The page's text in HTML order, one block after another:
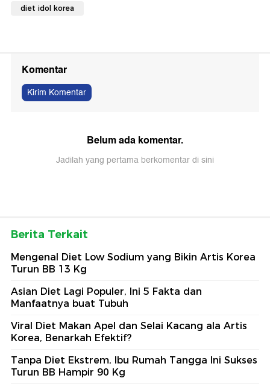
diet idol korea
Komentar
Kirim Komentar
Belum ada komentar.
Jadilah yang pertama berkomentar di sini
Berita Terkait
Mengenal Diet Low Sodium yang Bikin Artis Korea
Turun BB 13 Kg
Asian Diet Lagi Populer, Ini 5 Fakta dan
Manfaatnya buat Tubuh
Viral Diet Makan Apel dan Selai Kacang ala Artis
Korea, Benarkah Efektif?
Tanpa Diet Ekstrem, Ibu Rumah Tangga Ini Sukses
Turun BB Hampir 90 Kg